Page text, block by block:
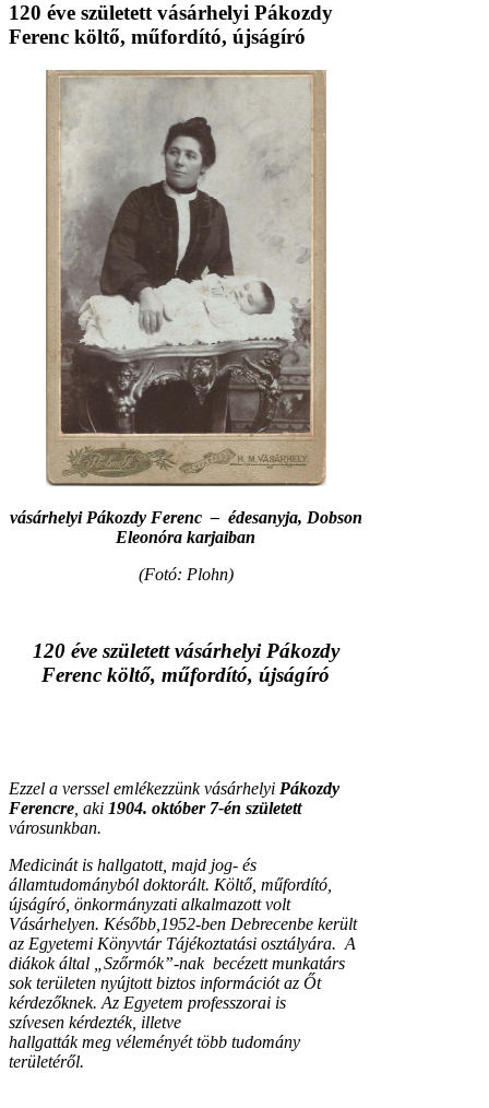
120 éve született vásárhelyi Pákozdy
Ferenc költő, műfordító, újságíró
vásárhelyi Pákozdy Ferenc – édesanyja, Dobson
Eleonóra karjaiban
(Fotó: Plohn)
120 éve született vásárhelyi Pákozdy
Ferenc költő, műfordító, újságíró
Ezzel a verssel emlékezzünk vásárhelyi Pákozdy
Ferencre , aki 1904. október 7-én született
városunkban.
Medicinát is hallgatott, majd jog- és
államtudományból doktorált. Költő, műfordító,
újságíró, önkormányzati alkalmazott volt
Vásárhelyen. Később,1952-ben Debrecenbe került
az Egyetemi Könyvtár Tájékoztatási osztályára. A
diákok által „Szőrmók”-nak becézett munkatárs
sok területen nyújtott biztos információt az Őt
kérdezőknek. Az Egyetem professzorai is
szívesen kérdezték, illetve
hallgatták meg véleményét több tudomány
területéről.